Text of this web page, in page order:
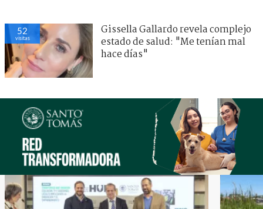
52
visitas
Gissella Gallardo revela complejo
estado de salud: "Me tenían mal
hace días"